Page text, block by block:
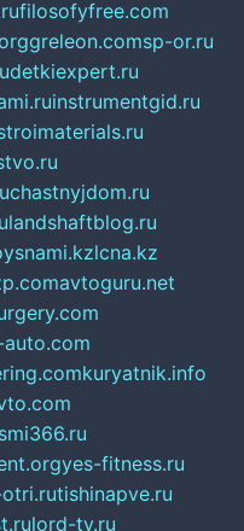
filosofyfree.com
greleon.comsp-or.ru
detkiexpert.ru
instrumentgid.ru
chastnyjdom.ru
landshaftblog.ru
lcna.kz
avtoguru.net
kuryatnik.info
smi366.ru
yes-fitness.ru
tishinapve.ru
lord-tv.ru